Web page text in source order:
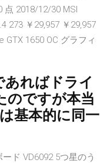
点 2018/12/30 MSI
273 ￥29,957 ￥29,957
1650 OC グラフィ
あればドライ
のですが本当
基本的に同一
ド VD6092 5つ星のう